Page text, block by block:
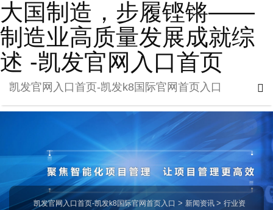
大国制造，步履铿锵——
制造业高质量发展成就综
述 -凯发官网入口首页
凯发官网入口首页-凯发k8国际官网首页入口
凯发官网入口首页-凯发k8国际官网首页入口 > 新闻资讯 > 行业资